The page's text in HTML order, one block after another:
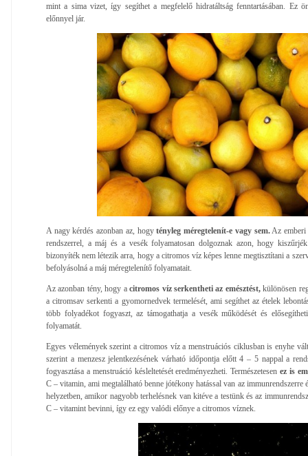
mint a sima vizet, így segíthet a megfelelő hidratáltság fenntartásában. Ez
előnnyel jár.
A nagy kérdés azonban az, hogytényleg méregtelenít-e vagy sem.Az emberi
rendszerrel, a máj és a vesék folyamatosan dolgoznak azon, hogy
bizonyíték nem létezik arra, hogy a citromos víz képes lenne megtisztítani a
befolyásolná a máj méregtelenítő folyamatait.
Az azonban tény, hogy acitromos víz serkentheti az emésztést,különösen
a citromsav serkenti a gyomornedvek termelését, ami segíthet az ételek
több folyadékot fogyaszt, az támogathatja a vesék működését és
folyamatát.
Egyes vélemények szerint a citromos víz a menstruációs ciklusban is enyhe
szerint a menzesz jelentkezésének várható időpontja előtt 4 – 5 nappal a
fogyasztása a menstruáció késleltetését eredményezheti. Természetesen ez is
C – vitamin, ami megtalálható benne jótékony hatással van az
helyzetben, amikor nagyobb terhelésnek van kitéve a testünk és az
C – vitamint bevinni, így ez egy valódi előnye a citromos víznek.